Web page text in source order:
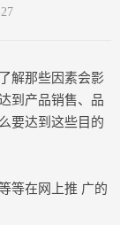
解那些因素会影
到产品销售、品
要达到这些目的
等在网上推 广的